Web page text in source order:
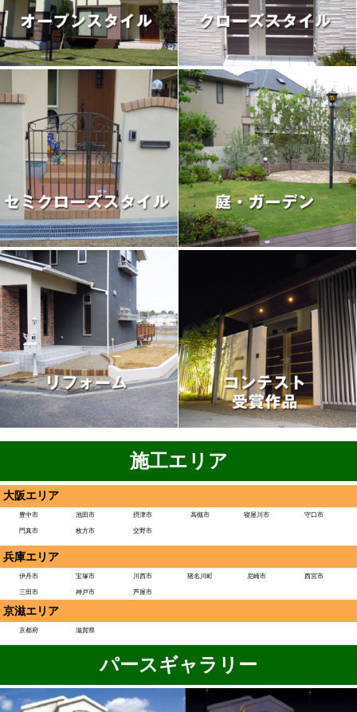
施工エリア
大阪エリア
豊中市 池田市 摂津市 高槻市 寝屋川市 守口市
門真市 枚方市 交野市
兵庫エリア
伊丹市 宝塚市 川西市 猪名川町 尼崎市 西宮市
三田市 神戸市 芦屋市
京滋エリア
京都府 滋賀県
パースギャラリー